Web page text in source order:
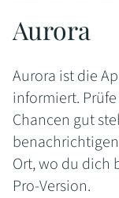
Aurora
Aurora ist die
informiert.
Chancen gut
Ort, wo du dich
Pro-Version.